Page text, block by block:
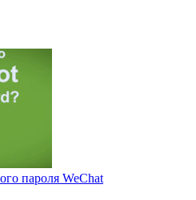
пароля WeChat